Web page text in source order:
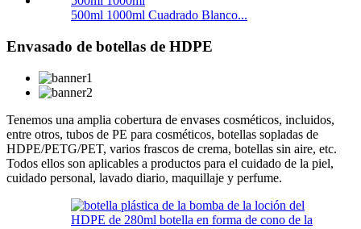
500ml 1000ml Cuadrado Blanco...
Envasado de botellas de HDPE
Tenemos una amplia cobertura de envases cosméticos, incluidos,
entre otros, tubos de PE para cosméticos, botellas sopladas de
HDPE/PETG/PET, varios frascos de crema, botellas sin aire, etc.
Todos ellos son aplicables a productos para el cuidado de la piel,
cuidado personal, lavado diario, maquillaje y perfume.